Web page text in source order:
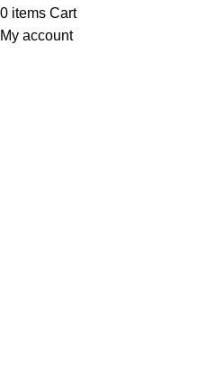
0 items Cart
My account